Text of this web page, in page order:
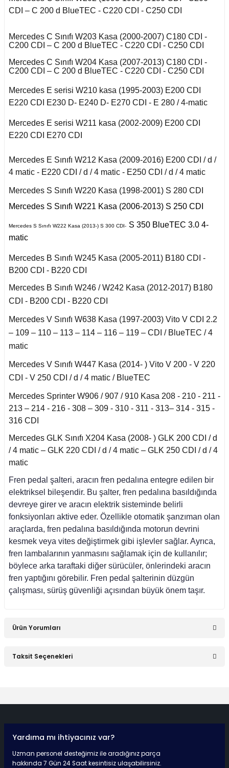
C
X6 Seri F16 2014
W220 (1998-2005)
W221 (2006-2013)
S Serisi W222 (2013-
2021)
(2004-2017)
(1999-2018)
W906 (2006-2018)
(2002-2005)
W447 (2014-)
W638 (1996-2003)
W639 (2004-2014)
(1972-1980)
(1976-1984)
(1984-1993)
E Seri (1993-1995)
(1979-1991)
2006-2008
2020
Puma 2020-2022
CDI – C 200 d BlueTEC - C220 CDI - C250 CDI
Mercedes C Sınıfı W203 Kasa (2000-2007) C180 CDI -
C200 CDI – C 200 d BlueTEC - C220 CDI - C250 CDI
Mercedes C Sınıfı W204 Kasa (2007-2013) C180 CDI -
C200 CDI – C 200 d BlueTEC - C220 CDI - C250 CDI
Mercedes E serisi W210 kasa (1995-2003) E200 CDI
E220 CDI E230 D- E240 D- E270 CDI - E 280 / 4-matic
Mercedes E serisi W211 kasa (2002-2009) E200 CDI
E220 CDI E270 CDI
Mercedes E Sınıfı W212 Kasa (2009-2016) E200 CDI / d /
4 matic - E220 CDI / d / 4 matic - E250 CDI / d / 4 matic
Mercedes S Sınıfı W220 Kasa (1998-2001) S 280 CDI
Mercedes S Sınıfı W221 Kasa (2006-2013) S 250 CDI
Mercedes S Sınıfı W222 Kasa (2013-) S 300 CDI- S 350 BlueTEC 3.0 4-
matic
Mercedes B Sınıfı W245 Kasa (2005-2011) B180 CDI -
B200 CDI - B220 CDI
Mercedes B Sınıfı W246 / W242 Kasa (2012-2017) B180
CDI - B200 CDI - B220 CDI
Mercedes V Sınıfı W638 Kasa (1997-2003) Vito V CDI 2.2
– 109 – 110 – 113 – 114 – 116 – 119 – CDI / BlueTEC / 4
matic
Mercedes V Sınıfı W447 Kasa (2014- ) Vito V 200 - V 220
CDI - V 250 CDI / d / 4 matic / BlueTEC
Mercedes Sprinter W906 / 907 / 910 Kasa 208 - 210 - 211 -
213 – 214 - 216 - 308 – 309 - 310 - 311 - 313– 314 - 315 -
316 CDI
Mercedes GLK Sınıfı X204 Kasa (2008- ) GLK 200 CDI / d
/ 4 matic – GLK 220 CDI / d / 4 matic – GLK 250 CDI / d / 4
matic
Fren pedal şalteri, aracın fren pedalına entegre edilen bir
elektriksel bileşendir. Bu şalter, fren pedalına basıldığında
devreye girer ve aracın elektrik sisteminde belirli
fonksiyonları aktive eder. Özellikle otomatik şanzıman olan
araçlarda, fren pedalına basıldığında motorun devrini
kesmek veya vites değiştirmek gibi işlevler sağlar. Ayrıca,
fren lambalarının yanmasını sağlamak için de kullanılır;
böylece arka taraftaki diğer sürücüler, önlerindeki aracın
fren yaptığını görebilir. Fren pedal şalterinin düzgün
çalışması, sürüş güvenliği açısından büyük önem taşır.
Ürün Yorumları
Taksit Seçenekleri
Yardıma mı ihtiyacınız var?
Uzman personel desteğimiz ile aradığınız parça
hakkında 7 Gün 24 Saat kesintisiz ulaşabilirsiniz.